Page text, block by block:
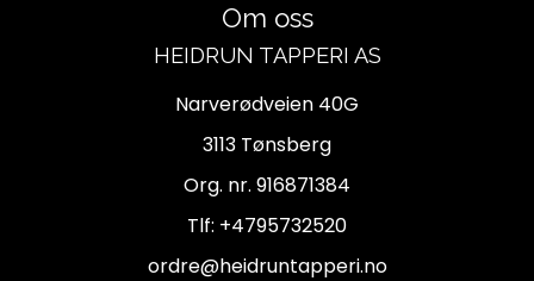
Om oss
HEIDRUN TAPPERI AS
Narverødveien 40G
3113 Tønsberg
Org. nr. 916871384
Tlf: +4795732520
ordre@heidruntapperi.no